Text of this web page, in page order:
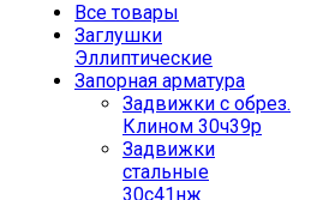
Все товары
Заглушки
Эллиптические
Запорная арматура
Задвижки с обрез.
Клином 30ч39р
Задвижки
стальные
30с41нж